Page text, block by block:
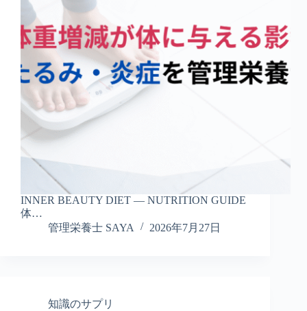
INNER BEAUTY DIET — NUTRITION GUIDE
体…
管理栄養士 SAYA
2026年7月27日
知識のサプリ